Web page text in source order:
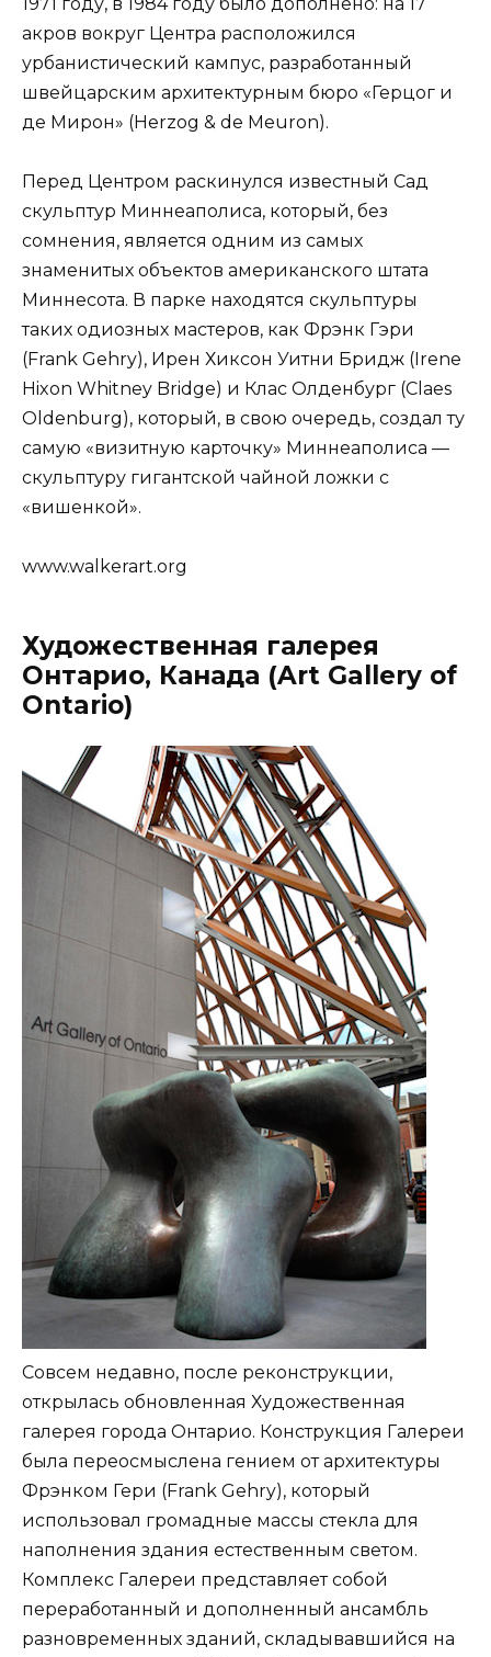
акров вокруг Центра расположился
урбанистический кампус, разработанный
швейцарским архитектурным бюро «Герцог и
де Мирон» (Herzog & de Meuron).
Перед Центром раскинулся известный Сад
скульптур Миннеаполиса, который, без
сомнения, является одним из самых
знаменитых объектов американского штата
Миннесота. В парке находятся скульптуры
таких одиозных мастеров, как Фрэнк Гэри
(Frank Gehry), Ирен Хиксон Уитни Бридж (Irene
Hixon Whitney Bridge) и Клас Олденбург (Claes
Oldenburg), который, в свою очередь, создал ту
самую «визитную карточку» Миннеаполиса —
скульптуру гигантской чайной ложки с
«вишенкой».
www.walkerart.org
Художественная галерея
Онтарио, Канада (Art Gallery of
Ontario)
Совсем недавно, после реконструкции,
открылась обновленная Художественная
галерея города Онтарио. Конструкция Галереи
была переосмыслена гением от архитектуры
Фрэнком Гери (Frank Gehry), который
использовал громадные массы стекла для
наполнения здания естественным светом.
Комплекс Галереи представляет собой
переработанный и дополненный ансамбль
разновременных зданий, складывавшийся на